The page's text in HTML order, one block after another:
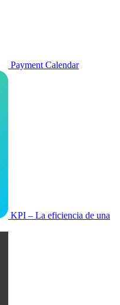
Payment Calendar
KPI – La eficiencia de una